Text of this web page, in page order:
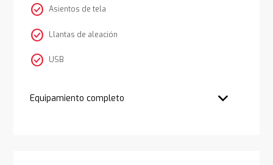
check_circle Asientos de tela
check_circle Llantas de aleación
check_circle USB
Equipamiento completo